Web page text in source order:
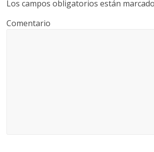
Los campos obligatorios están
Comentario